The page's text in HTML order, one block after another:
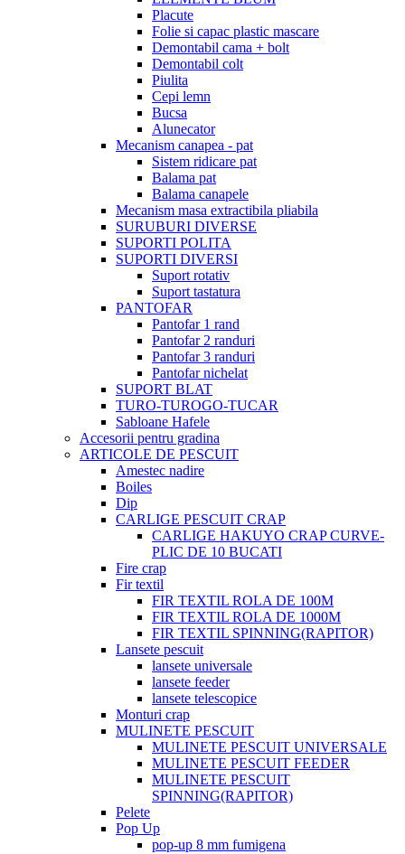
Placute
Folie si capac plastic mascare
Demontabil cama + bolt
Demontabil colt
Piulita
Cepi lemn
Bucsa
Alunecator
Mecanism canapea - pat
Sistem ridicare pat
Balama pat
Balama canapele
Mecanism masa extractibila pliabila
SURUBURI DIVERSE
SUPORTI POLITA
SUPORTI DIVERSI
Suport rotativ
Suport tastatura
PANTOFAR
Pantofar 1 rand
Pantofar 2 randuri
Pantofar 3 randuri
Pantofar nichelat
SUPORT BLAT
TURO-TUROGO-TUCAR
Sabloane Hafele
Accesorii pentru gradina
ARTICOLE DE PESCUIT
Amestec nadire
Boiles
Dip
CARLIGE PESCUIT CRAP
CARLIGE HAKUYO CRAP CURVE-
PLIC DE 10 BUCATI
Fire crap
Fir textil
FIR TEXTIL ROLA DE 100M
FIR TEXTIL ROLA DE 1000M
FIR TEXTIL SPINNING(RAPITOR)
Lansete pescuit
lansete universale
lansete feeder
lansete telescopice
Monturi crap
MULINETE PESCUIT
MULINETE PESCUIT UNIVERSALE
MULINETE PESCUIT FEEDER
MULINETE PESCUIT
SPINNING(RAPITOR)
Pelete
Pop Up
pop-up 8 mm fumigena